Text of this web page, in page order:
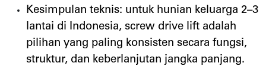
Kesimpulan teknis: untuk hunian keluarga 2–3
lantai di Indonesia, screw drive lift adalah
pilihan yang paling konsisten secara fungsi,
struktur, dan keberlanjutan jangka panjang.